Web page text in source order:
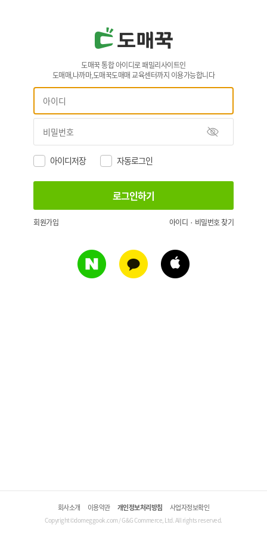
도매꾹 통합 아이디로 패밀리사이트인
도매매,나까마,도매꾹도매매 교육센터까지 이용가능합니다
아이디저장 자동로그인
회원가입 아이디 · 비밀번호 찾기
회사소개 이용약관 개인정보처리방침 사업자정보확인
Copyright©domeggook.com / G&G Commerce, Ltd. All rights reserved.